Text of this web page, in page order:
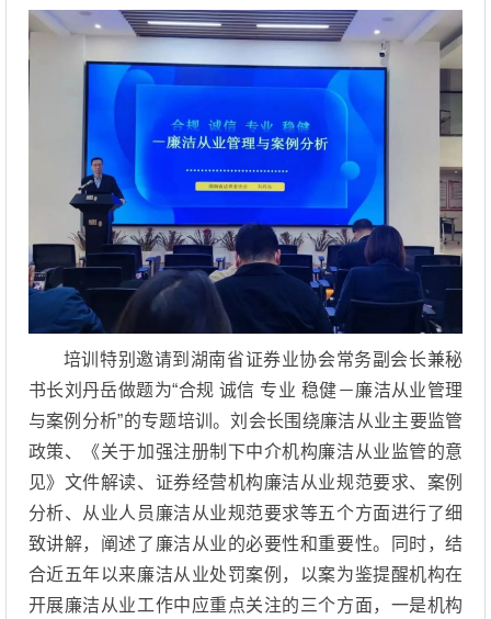
培训特别邀请到湖南省证券业协会常务副会长兼秘
书长刘丹岳做题为“合规 诚信 专业 稳健－廉洁从业管理
与案例分析”的专题培训。刘会长围绕廉洁从业主要监管
政策、《关于加强注册制下中介机构廉洁从业监管的意
见》文件解读、证券经营机构廉洁从业规范要求、案例
分析、从业人员廉洁从业规范要求等五个方面进行了细
致讲解，阐述了廉洁从业的必要性和重要性。同时，结
合近五年以来廉洁从业处罚案例，以案为鉴提醒机构在
开展廉洁从业工作中应重点关注的三个方面，一是机构